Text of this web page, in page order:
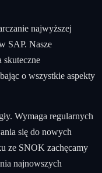
najwyższej
SAP. Nasze
skuteczne
o wszystkie aspekty
Wymaga regularnych
się do nowych
ze SNOK zachęcamy
najnowszych